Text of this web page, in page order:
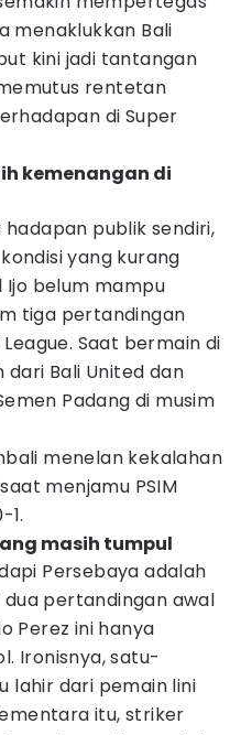
menaklukkan Bali
kini jadi tantangan
rentetan
di Super
kemenangan di
publik sendiri,
yang kurang
Ijo belum mampu
tiga pertandingan
Saat bermain di
dari Bali United dan
Padang di musim
menelan kekalahan
menjamu PSIM
1.
masih tumpul
Persebaya adalah
pertandingan awal
Perez ini hanya
Ironisnya, satu-
lahir dari pemain lini
itu, striker